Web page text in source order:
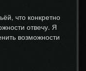
что конкретно
отвечу. Я
возможности